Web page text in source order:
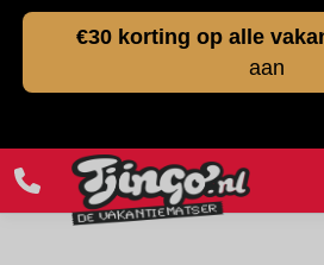
€30 korting op alle
aan